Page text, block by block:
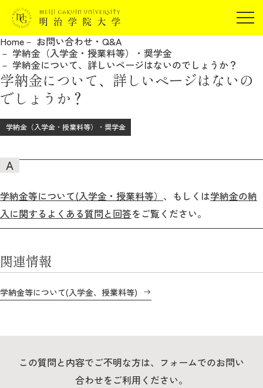
在学生の方
卒業生の方
保証人の方
地域・一般の方
卒業生の方
保証人の方
報道関係の方
教育
研究
Home
お問い合わせ・Q&A
学納金（入学金・授業料等）・奨学金
学納金について、詳しいページはないのでしょうか？
学納金について、詳しいページはないの
でしょうか？
学納金（入学金・授業料等）・奨学金
学納金等について(入学金・授業料等） 、もしくは学納金の納
入に関するよくある質問と回答をご覧ください。
関連情報
学納金等について(入学金、授業料等)
この質問と内容でご不明な方は、フォームでのお問い
合わせをご利用ください。